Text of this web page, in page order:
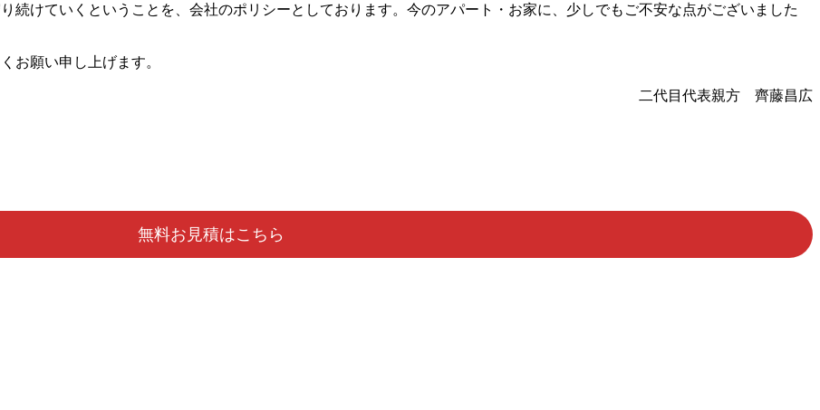
続けていくということを、会社のポリシーとしております。今のアパート・お家に、少しでもご不安な点がございました
お願い申し上げます。
二代目代表親方 齊藤昌広
無料お見積はこちら